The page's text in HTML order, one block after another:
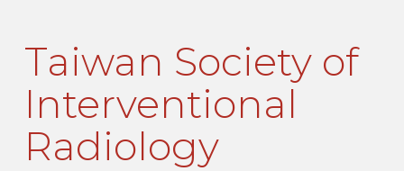
Taiwan Society of
Interventional
Radiology